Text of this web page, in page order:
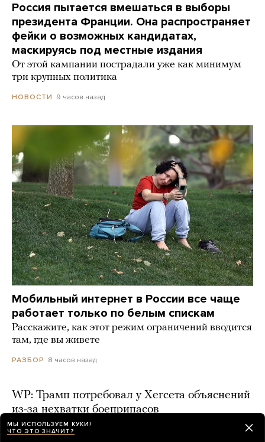
Россия пытается вмешаться в выборы
президента Франции. Она распространяет
фейки о возможных кандидатах,
маскируясь под местные издания
От этой кампании пострадали уже как минимум
три крупных политика
НОВОСТИ 9 часов назад
Мобильный интернет в России все чаще
работает только по белым спискам
Расскажите, как этот режим ограничений вводится
там, где вы живете
РАЗБОР 8 часов назад
WP: Трамп потребовал у Хегсета объяснений
из-за нехватки боеприпасов
8 часов назад
МЫ ИСПОЛЬЗУЕМ КУКИ!
ЧТО ЭТО ЗНАЧИТ?